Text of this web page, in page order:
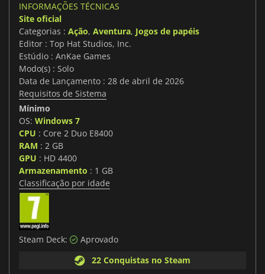
INFORMAÇÕES TÉCNICAS
Site oficial
Categorias : Ação, Aventura, Jogos de papéis
Editor : Top Hat Studios, Inc.
Estúdio : AnKae Games
Modo(s) : Solo
Data de Lançamento : 28 de abril de 2026
Requisitos de Sistema
Mínimo
OS: Windows 7
CPU : Core 2 Duo E8400
RAM : 2 GB
GPU : HD 4400
Armazenamento : 1 GB
Classificação por idade
Steam Deck:
Aprovado
22 Conquistas no Steam